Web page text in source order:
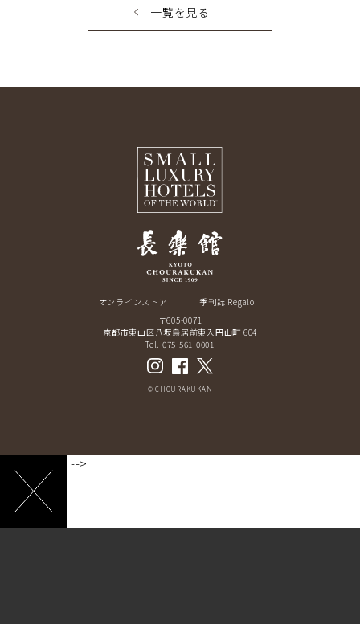
一覧を見る
オンラインストア
季刊誌 Regalo
〒605-0071
京都市東山区八坂鳥居前東入円山町 604
Tel. 075-561-0001
© CHOURAKUKAN
-->